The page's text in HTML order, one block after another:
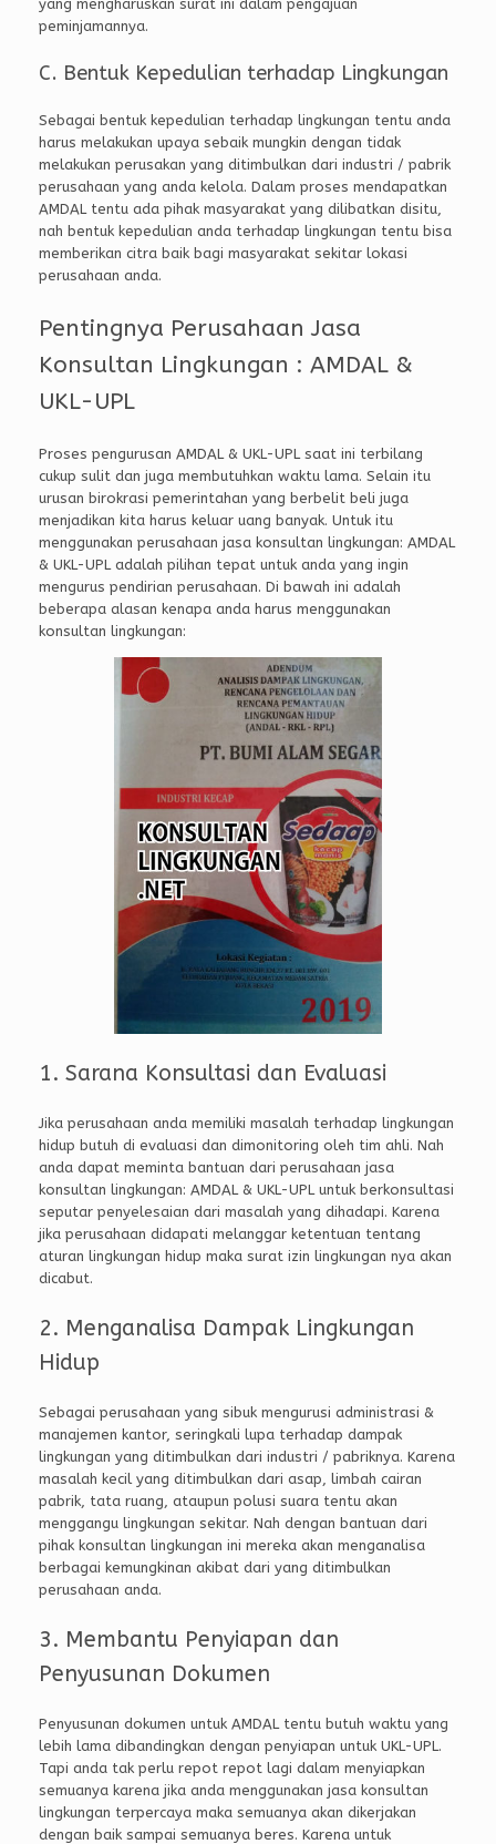
yang mengharuskan surat ini dalam pengajuan
peminjamannya.
C. Bentuk Kepedulian terhadap Lingkungan
Sebagai bentuk kepedulian terhadap lingkungan tentu anda
harus melakukan upaya sebaik mungkin dengan tidak
melakukan perusakan yang ditimbulkan dari industri / pabrik
perusahaan yang anda kelola. Dalam proses mendapatkan
AMDAL tentu ada pihak masyarakat yang dilibatkan disitu,
nah bentuk kepedulian anda terhadap lingkungan tentu bisa
memberikan citra baik bagi masyarakat sekitar lokasi
perusahaan anda.
Pentingnya Perusahaan Jasa
Konsultan Lingkungan : AMDAL &
UKL-UPL
Proses pengurusan AMDAL & UKL-UPL saat ini terbilang
cukup sulit dan juga membutuhkan waktu lama. Selain itu
urusan birokrasi pemerintahan yang berbelit beli juga
menjadikan kita harus keluar uang banyak. Untuk itu
menggunakan perusahaan jasa konsultan lingkungan: AMDAL
& UKL-UPL adalah pilihan tepat untuk anda yang ingin
mengurus pendirian perusahaan. Di bawah ini adalah
beberapa alasan kenapa anda harus menggunakan
konsultan lingkungan:
1. Sarana Konsultasi dan Evaluasi
Jika perusahaan anda memiliki masalah terhadap lingkungan
hidup butuh di evaluasi dan dimonitoring oleh tim ahli. Nah
anda dapat meminta bantuan dari perusahaan jasa
konsultan lingkungan: AMDAL & UKL-UPL untuk berkonsultasi
seputar penyelesaian dari masalah yang dihadapi. Karena
jika perusahaan didapati melanggar ketentuan tentang
aturan lingkungan hidup maka surat izin lingkungan nya akan
dicabut.
2. Menganalisa Dampak Lingkungan
Hidup
Sebagai perusahaan yang sibuk mengurusi administrasi &
manajemen kantor, seringkali lupa terhadap dampak
lingkungan yang ditimbulkan dari industri / pabriknya. Karena
masalah kecil yang ditimbulkan dari asap, limbah cairan
pabrik, tata ruang, ataupun polusi suara tentu akan
menggangu lingkungan sekitar. Nah dengan bantuan dari
pihak konsultan lingkungan ini mereka akan menganalisa
berbagai kemungkinan akibat dari yang ditimbulkan
perusahaan anda.
3. Membantu Penyiapan dan
Penyusunan Dokumen
Penyusunan dokumen untuk AMDAL tentu butuh waktu yang
lebih lama dibandingkan dengan penyiapan untuk UKL-UPL.
Tapi anda tak perlu repot repot lagi dalam menyiapkan
semuanya karena jika anda menggunakan jasa konsultan
lingkungan terpercaya maka semuanya akan dikerjakan
dengan baik sampai semuanya beres. Karena untuk